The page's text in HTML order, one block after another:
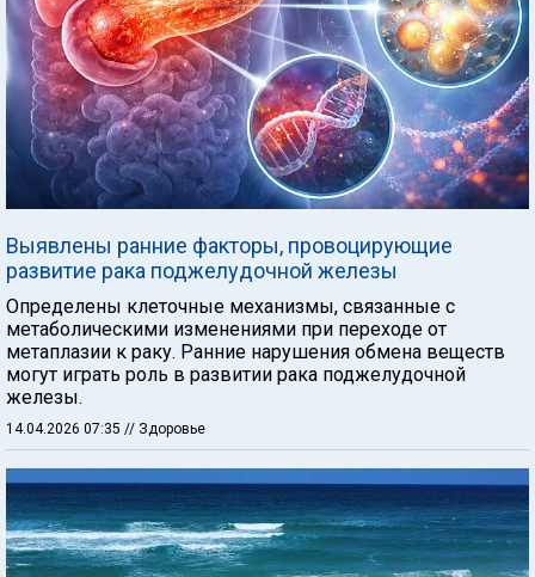
Выявлены ранние факторы, провоцирующие
развитие рака поджелудочной железы
Определены клеточные механизмы, связанные с
метаболическими изменениями при переходе от
метаплазии к раку. Ранние нарушения обмена веществ
могут играть роль в развитии рака поджелудочной
железы.
14.04.2026 07:35 // Здоровье